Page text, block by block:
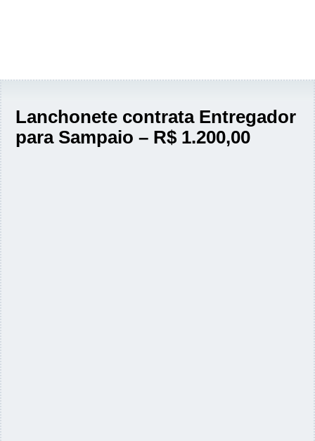
Lanchonete contrata Entregador
para Sampaio – R$ 1.200,00